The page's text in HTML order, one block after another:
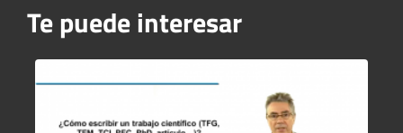
Te puede interesar